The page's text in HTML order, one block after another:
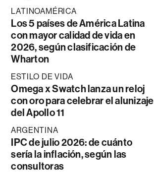
LATINOAMÉRICA
Los 5 países de América Latina
con mayor calidad de vida en
2026, según clasificación de
Wharton
ESTILO DE VIDA
Omega x Swatch lanza un reloj
con oro para celebrar el alunizaje
del Apollo 11
ARGENTINA
IPC de julio 2026: de cuánto
sería la inflación, según las
consultoras